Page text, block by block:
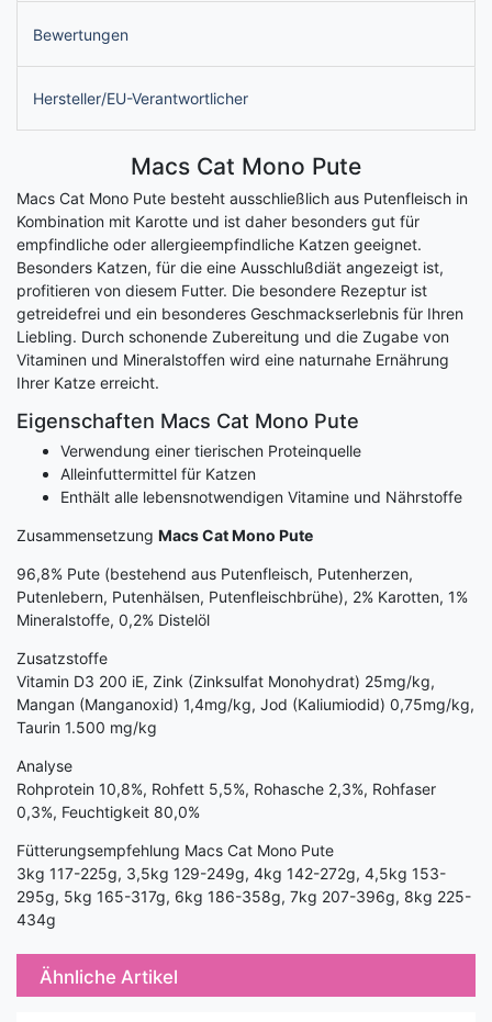
Bewertungen
Hersteller/EU-Verantwortlicher
Macs Cat Mono Pute
Macs Cat Mono Pute besteht ausschließlich aus Putenfleisch in
Kombination mit Karotte und ist daher besonders gut für
empfindliche oder allergieempfindliche Katzen geeignet.
Besonders Katzen, für die eine Ausschlußdiät angezeigt ist,
profitieren von diesem Futter. Die besondere Rezeptur ist
getreidefrei und ein besonderes Geschmackserlebnis für Ihren
Liebling. Durch schonende Zubereitung und die Zugabe von
Vitaminen und Mineralstoffen wird eine naturnahe Ernährung
Ihrer Katze erreicht.
Eigenschaften Macs Cat Mono Pute
Verwendung einer tierischen Proteinquelle
Alleinfuttermittel für Katzen
Enthält alle lebensnotwendigen Vitamine und Nährstoffe
Zusammensetzung Macs Cat Mono Pute
96,8% Pute (bestehend aus Putenfleisch, Putenherzen,
Putenlebern, Putenhälsen, Putenfleischbrühe), 2% Karotten, 1%
Mineralstoffe, 0,2% Distelöl
Zusatzstoffe
Vitamin D3 200 iE, Zink (Zinksulfat Monohydrat) 25mg/kg,
Mangan (Manganoxid) 1,4mg/kg, Jod (Kaliumiodid) 0,75mg/kg,
Taurin 1.500 mg/kg
Analyse
Rohprotein 10,8%, Rohfett 5,5%, Rohasche 2,3%, Rohfaser
0,3%, Feuchtigkeit 80,0%
Fütterungsempfehlung Macs Cat Mono Pute
3kg 117-225g, 3,5kg 129-249g, 4kg 142-272g, 4,5kg 153-
295g, 5kg 165-317g, 6kg 186-358g, 7kg 207-396g, 8kg 225-
434g
Ähnliche Artikel